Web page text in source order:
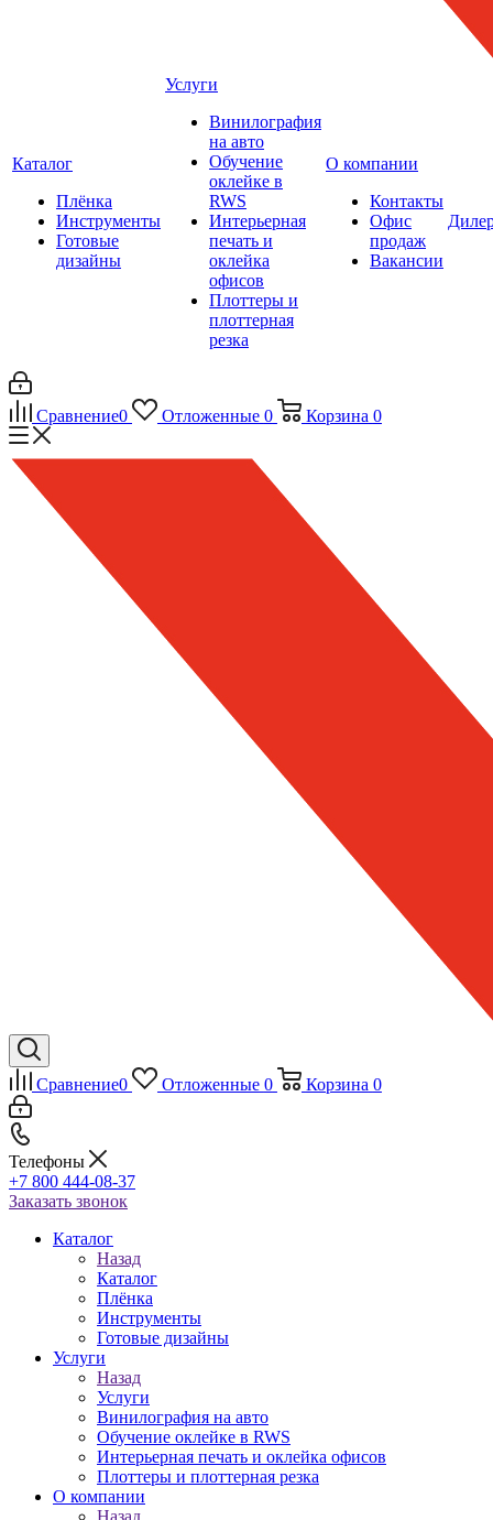
Каталог
Плёнка
Инструменты
Готовые
дизайны
Услуги
Винилография
на авто
Обучение
оклейке в
RWS
Интерьерная
печать и
оклейка
офисов
Плоттеры и
плоттерная
резка
О компании
Контакты
Офис
продаж
Вакансии
Сравнение0 Отложенные 0 Корзина 0
Сравнение0 Отложенные 0 Корзина 0
Телефоны
+7 800 444-08-37
Заказать звонок
Каталог
Назад
Каталог
Плёнка
Инструменты
Готовые дизайны
Услуги
Назад
Услуги
Винилография на авто
Обучение оклейке в RWS
Интерьерная печать и оклейка офисов
Плоттеры и плоттерная резка
О компании
Назад